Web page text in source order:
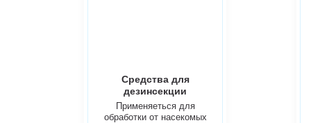
Средства для
дезинсекции
Применяеться для
обработки от насекомых